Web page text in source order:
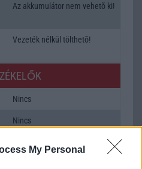
My Personal
Az akkumulátor nem vehetõ ki!
Vezeték nélkül tölthetõ!
Nincs
Nincs